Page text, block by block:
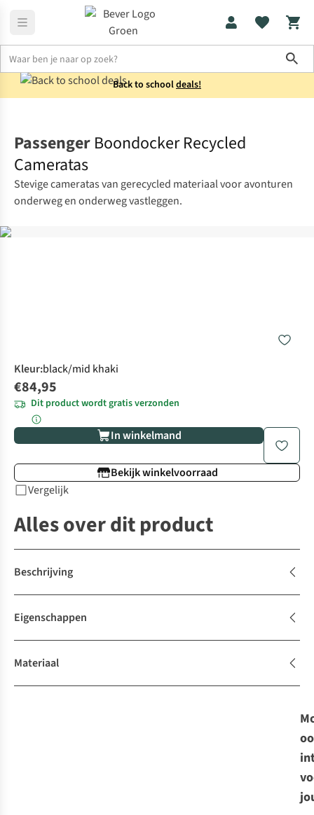
Back to schooldeals!
Passenger Boondocker Recycled
Cameratas
Stevige cameratas van gerecycled materiaal voor avonturen
onderweg en onderweg vastleggen.
Kleur:black/mid khaki
€84,95
Dit product wordt gratis verzonden
In winkelmand
Bekijk winkelvoorraad
Vergelijk
Alles over dit product
Beschrijving
Eigenschappen
Materiaal